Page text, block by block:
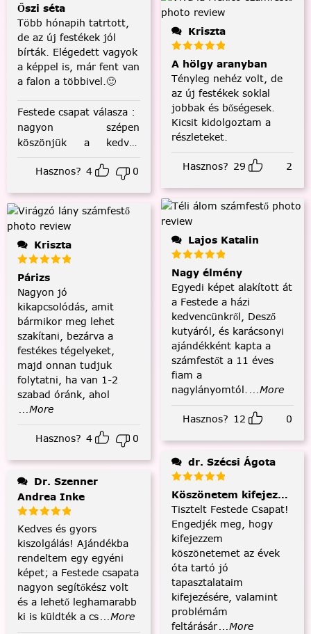
Őszi séta
Több hónapih tatrtott,
de az új festékek jól
bírták. Elégedett vagyok
a képpel is, már fent van
a falon a többivel.🙂
Festede csapat válasza :
nagyon szépen
köszönjük a kedves
visszajelzést! :)
Hasznos? 4 0
Kriszta
Párizs
Nagyon jó
kikapcsolódás, amit
bármikor meg lehet
szakítani, bezárva a
festékes tégelyeket,
majd onnan tudjuk
folytatni, ha van 1-2
szabad óránk, ahol
...More
Hasznos? 4 0
Andrea Inke
Kedves és gyors
kiszolgálás! Ajándékba
rendeltem egy egyéni
képet; a Festede csapata
nagyon segítőkész volt
és a lehető leghamarabb
ki is küldték a cs...More
Kriszta
A hölgy aranyban
Tényleg nehéz volt, de
az új festékek soklal
jobbak és bőségesek.
Kicsit kidolgoztam a
részleteket.
Hasznos? 29 2
Lajos Katalin
Nagy élmény
Egyedi képet alakított át
a Festede a házi
kedvencünkről, Desző
kutyáról, és karácsonyi
ajándékként kapta a
számfestőt a 11 éves
fiam a
nagylányomtól. ...More
Hasznos? 12 0
dr. Szécsi Ágota
Köszönetem kifejezése
Tisztelt Festede Csapat!
Engedjék meg, hogy
kifejezzem
köszönetemet az évek
óta tartó jó
tapasztalataim
kifejezésére, valamint
problémám
feltárásár...More